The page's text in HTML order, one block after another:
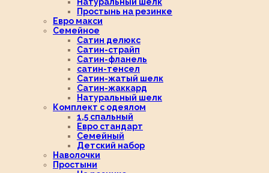
Простынь на резинке
Евро макси
Семейное
Сатин делюкс
Сатин-страйп
Сатин-фланель
сатин-тенсел
Сатин-жатый шелк
Сатин-жаккард
Натуральный шелк
Комплект с одеялом
1,5 спальный
Евро стандарт
Семейный
Детский набор
Наволочки
Простыни